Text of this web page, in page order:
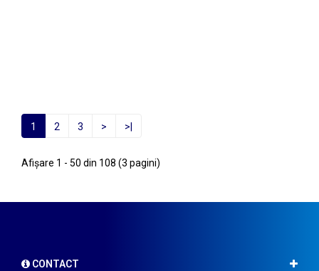
1 2 3 > >|
Afişare 1 - 50 din 108 (3 pagini)
CONTACT